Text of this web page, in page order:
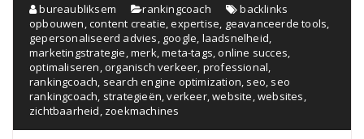
bureaubliksem rankingcoach
backlinks
opbouwen,content creatie,expertise, geavanceerde tools,
gepersonaliseerd advies, google, laadsnelheid,
marketingstrategie,merk,meta-tags,online succes,
optimaliseren,organisch verkeer, professional,
rankingcoach, search engine optimization, seo, seo
rankingcoach, strategieën,verkeer,website,websites,
zichtbaarheid, zoekmachines